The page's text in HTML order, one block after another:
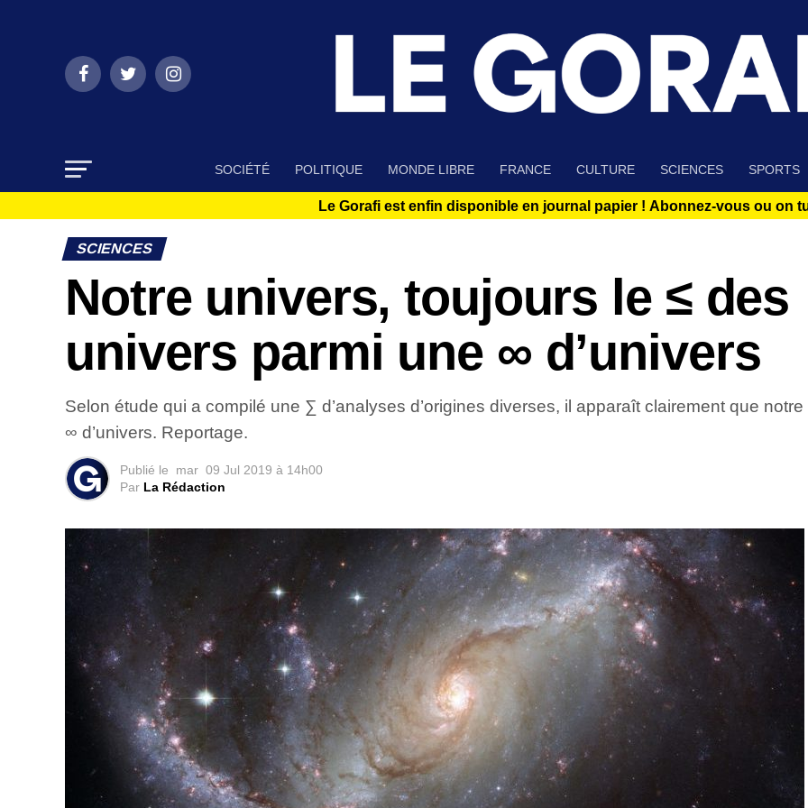
SOCIÉTÉ POLITIQUE MONDE LIBRE FRANCE CULTURE SCIENCES SPORTS
Le Gorafi est enfin disponible en journal papier ! Abonnez-vous ou on
SCIENCES
Notre univers, toujours le ≤ des
univers parmi une ∞ d’univers
Selon étude qui a compilé une ∑ d’analyses d’origines diverses, il apparaît clairement que
∞ d’univers. Reportage.
Publié le mar 09 Jul 2019 à 14h00
Par La Rédaction